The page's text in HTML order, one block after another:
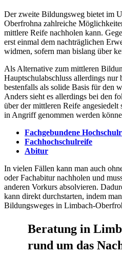
Der zweite Bildungsweg bietet im
Oberfrohna zahlreiche
mittlere Reife nachholen kann.
erst einmal dem nachträglichen
widmen, sofern man bislang über
Als Alternative zum mittleren
Hauptschulabschluss allerdings nur
bestenfalls als solide Basis für den
Anders sieht es allerdings bei den
über der mittleren Reife
in Angriff genommen werden
Fachgebundene
Fachhochschulreife
Abitur
In vielen Fällen kann man auch
oder Fachabitur nachholen und
anderen Vorkurs absolvieren.
kann direkt durchstarten, indem
Bildungsweges in Limbach-
Beratung in
rund um das